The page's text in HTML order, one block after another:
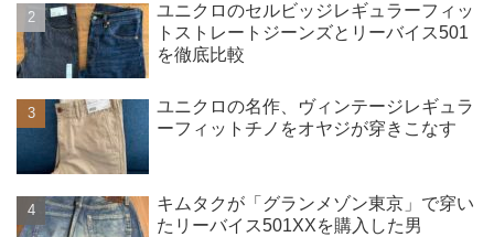
ユニクロのセルビッジレギュラーフィッ
トストレートジーンズとリーバイス501
を徹底比較
ユニクロの名作、ヴィンテージレギュラ
ーフィットチノをオヤジが穿きこなす
キムタクが「グランメゾン東京」で穿い
たリーバイス501XXを購入した男